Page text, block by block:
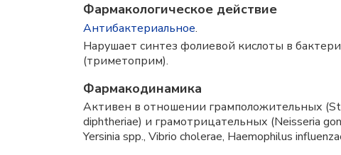
Фармакологическое действие
Антибактериальное.
Нарушает синтез фолиевой кислоты в
(триметоприм).
Фармакодинамика
Активен в отношении грамположительных
diphtheriae) и грамотрицательных (Neisseria
Yersinia spp., Vibrio cholerae, Haemophilus